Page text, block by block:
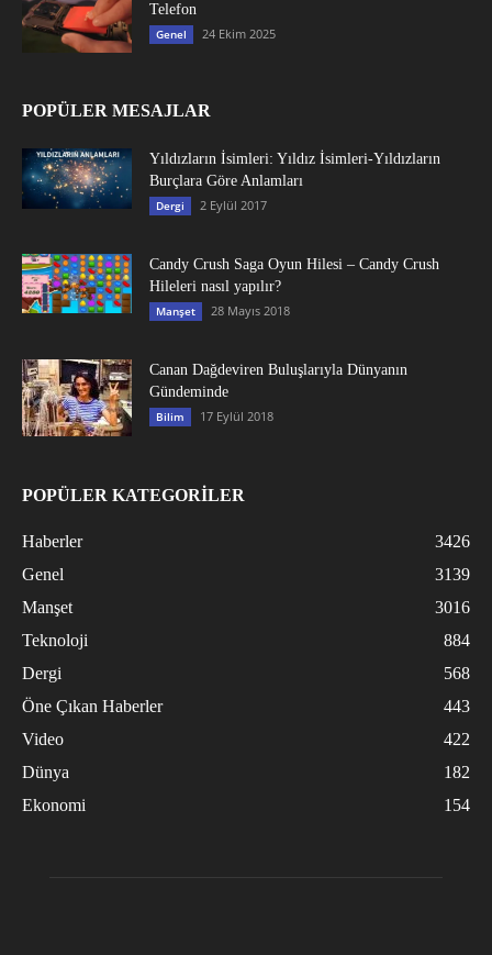
Telefon
Genel 24 Ekim 2025
POPÜLER MESAJLAR
Yıldızların İsimleri: Yıldız İsimleri-Yıldızların
Burçlara Göre Anlamları
Dergi 2 Eylül 2017
Candy Crush Saga Oyun Hilesi – Candy Crush
Hileleri nasıl yapılır?
Manşet 28 Mayıs 2018
Canan Dağdeviren Buluşlarıyla Dünyanın
Gündeminde
Bilim 17 Eylül 2018
POPÜLER KATEGORİLER
Haberler
3426
Genel
3139
Manşet
3016
Teknoloji
884
Dergi
568
Öne Çıkan Haberler
443
Video
422
Dünya
182
Ekonomi
154